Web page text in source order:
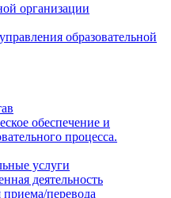
организации
образовательной
обеспечение и
процесса.
услуги
деятельность
перевода